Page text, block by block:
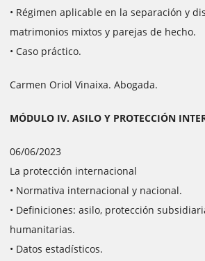
• Régimen aplicable en la separación y
matrimonios mixtos y parejas de hecho.
• Caso práctico.
Carmen Oriol Vinaixa. Abogada.
MÓDULO IV. ASILO Y PROTECCIÓN
06/06/2023
La protección internacional
• Normativa internacional y nacional.
• Definiciones: asilo, protección
humanitarias.
• Datos estadísticos.